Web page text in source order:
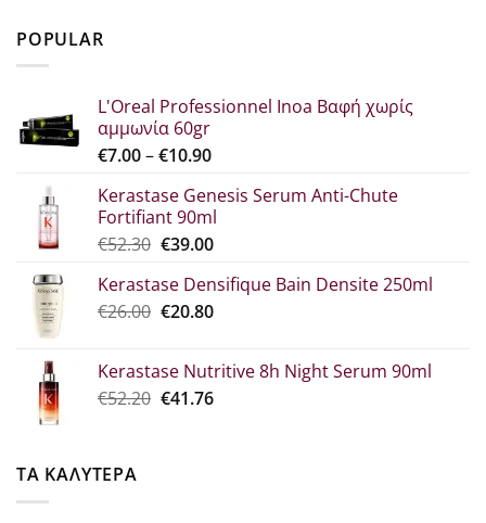
POPULAR
L'Oreal Professionnel Inoa Βαφή χωρίς
αμμωνία 60gr
€7.00–€10.90Price
€7.00
through
€10.90
Kerastase Genesis Serum Anti-Chute
Fortifiant 90ml
€52.30 Original
was:
€52.30.
€39.00Η
τιμή
είναι:
Kerastase Densifique Bain Densite 250ml
€26.00 Original
€26.00.
€20.80Η
είναι:
€20.80.
Kerastase Nutritive 8h Night Serum 90ml
€52.20 Original
€41.76Η
ΤΑ ΚΑΛΥΤΕΡΑ